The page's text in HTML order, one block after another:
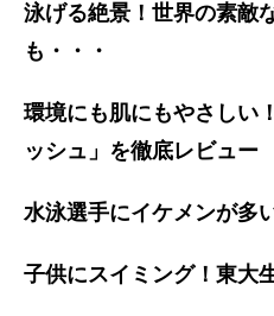
泳げる絶景！世界の素敵
も・・・
環境にも肌にもやさしい
ッシュ」を徹底レビュー
水泳選手にイケメンが多
子供にスイミング！東大